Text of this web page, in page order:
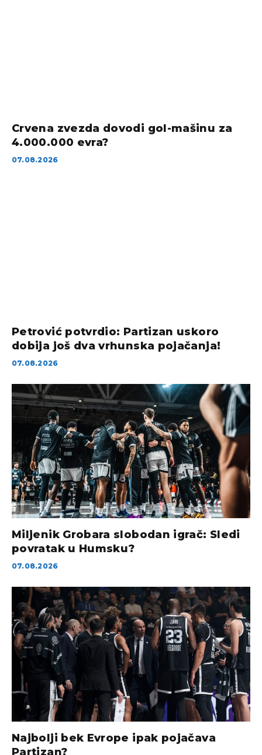
Crvena zvezda dovodi gol-mašinu za
4.000.000 evra?
07.08.2026
Petrović potvrdio: Partizan uskoro
dobija još dva vrhunska pojačanja!
07.08.2026
Miljenik Grobara slobodan igrač: Sledi
povratak u Humsku?
07.08.2026
Najbolji bek Evrope ipak pojačava
Partizan?